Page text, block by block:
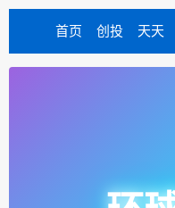
首页 创投 天天